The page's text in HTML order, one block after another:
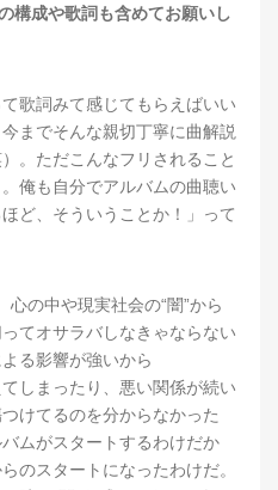
構成や歌詞も含めてお願いし
歌詞みて感じてもらえばいい
までそんな親切丁寧に曲解説
。ただこんなフリされること
俺も自分でアルバムの曲聴い
ど、そういうことか！」って
の中や現実社会の“闇”から
てオサラバしなきゃならない
る影響が強いから
しまったり、悪い関係が続い
けてるのを分からなかった
ムがスタートするわけだか
のスタートになったわけだ。